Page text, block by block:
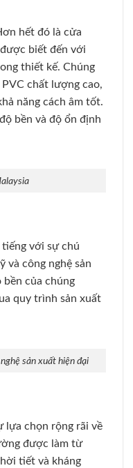
hết đó là cửa
biết đến với
thiết kế. Chúng
chất lượng cao,
năng cách âm tốt.
bền và độ ổn định
với sự chú
và công nghệ sản
của chúng
quy trình sản xuất
sản xuất hiện đại
lựa chọn rộng rãi về
được làm từ
tiết và kháng